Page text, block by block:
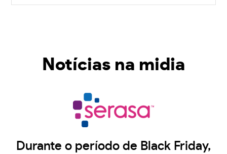
Notícias na midia
Durante o período de Black Friday,